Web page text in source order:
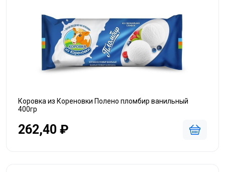
Коровка из Кореновки Полено пломбир ванильный
400гр
262,40 ₽